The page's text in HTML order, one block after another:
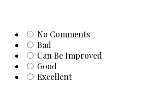
No Comments
Bad
Can Be Improved
Good
Excellent